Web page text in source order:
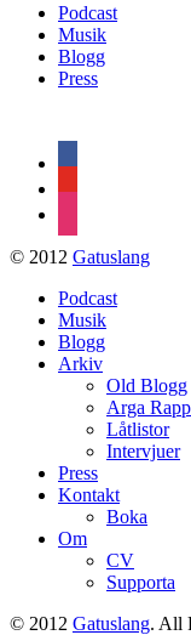
Podcast
Musik
Blogg
Press
© 2012 Gatuslang
Podcast
Musik
Blogg
Arkiv
Old Blogg
Arga
Låtlistor
Intervjuer
Press
Kontakt
Boka
Om
CV
Supporta
© 2012 Gatuslang. All